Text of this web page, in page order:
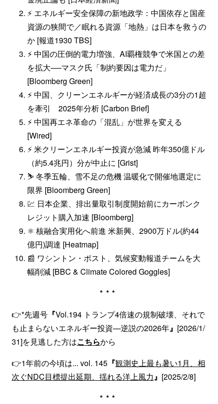
⚡ エネルギー安全保障の新地政学：中国依存と国産
資源の狭間で／眠れる資源「地熱」は日本を救うの
か [報道1930 TBS]
⚡ 中国の圧倒的電力増強、AI覇権競争で米国との差
を拡大──マスク氏「制約要因は電力だ」
[Bloomberg Green]
⚡️ 中国、クリーンエネルギーが経済成長の3分の1超
を牽引 2025年分析 [Carbon Brief]
⚡ 中国再エネ革命の「混乱」が世界を変える
[Wired]
⚡️ 米クリーンエネルギー投資が急減 昨年350億ドル
（約5.4兆円）分が中止に [Grist]
⛷️ 冬季五輪、雪不足の危機 温暖化で開催地選定に
限界 [Bloomberg Green]
💹 日本企業、排出量取引制度開始前にカーボンク
レジット購入加速 [Bloomberg]
⚛️ 核融合実用化へ前進 米新興、2900万ドル(約44
億円)調達 [Heatmap]
📰 ワシントン・ポスト、気候変動報道チームを大
幅削減 [BBC & Climate Colored Goggles]
***
👉*先週号 『Vol.194 トランプ4倍速の規制破壊、それで
も止まらないエネルギー投資—逆説の2026年』 [2026/1/
31]を見逃した方はこちらから
👉1年前の今頃は... vol. 145 『観測史上最も暑い1月、相
次ぐNDC目標提出延期、揺れる洋上風力』 [2025/2/8]
***